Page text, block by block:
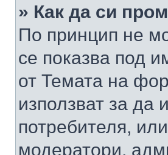
» Как да си
По принцип не
се показва под
от Темата на
използват за да
потребителя,
модератори,